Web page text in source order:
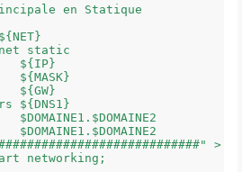
en Statique
static
${IP}
${MASK}
${GW}
${DNS1}
networking;